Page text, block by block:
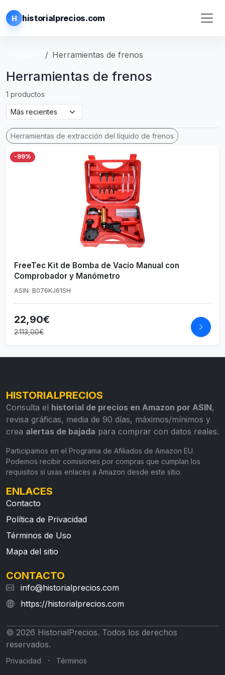
H historialprecios.com
Herramientas de frenos
Herramientas de frenos
1 productos
Herramientas de extracción del líquido de frenos
-99%
FreeTec Kit de Bomba de Vacío Manual con
Comprobador y Manómetro
ASIN: B076KJ61SH
22,90€
2.113,00€
HISTORIALPRECIOS
Consulta el historial de precios en Amazon por ASIN,
revisa gráficas, media de 90 días, máximos/mínimos y
crea alertas de bajada para comprar con datos reales.
Participamos en el Programa de Afiliados de Amazon EU.
Podemos recibir comisiones por compras que cumplan los
requisitos si usas enlaces a Amazon desde este sitio.
ENLACES
Contacto
Política de Privacidad
Términos de Uso
Mapa del sitio
CONTACTO
info@historialprecios.com
https://historialprecios.com
© 2026 HistorialPrecios. Todos los derechos
reservados.
Privacidad · Términos